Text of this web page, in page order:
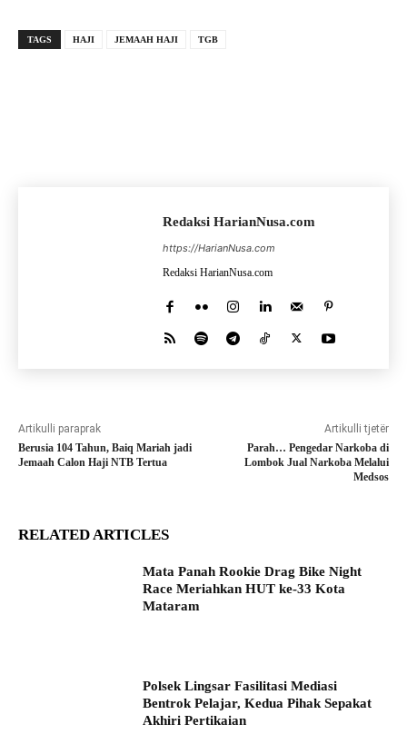
TAGS HAJI JEMAAH HAJI TGB
Redaksi HarianNusa.com
https://HarianNusa.com
Redaksi HarianNusa.com
Artikulli paraprak
Berusia 104 Tahun, Baiq Mariah jadi
Jemaah Calon Haji NTB Tertua
Artikulli tjetër
Parah… Pengedar Narkoba di
Lombok Jual Narkoba Melalui
Medsos
RELATED ARTICLES
Mata Panah Rookie Drag Bike Night
Race Meriahkan HUT ke-33 Kota
Mataram
Polsek Lingsar Fasilitasi Mediasi
Bentrok Pelajar, Kedua Pihak Sepakat
Akhiri Pertikaian